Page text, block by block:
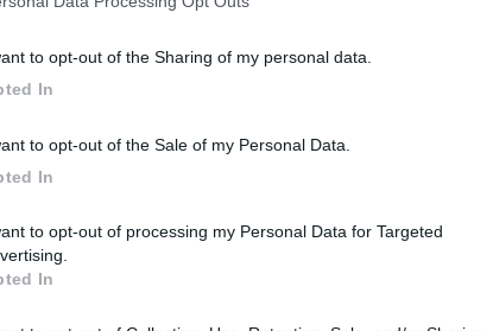
to opt-out of the Sharing of my personal data.
In
to opt-out of the Sale of my Personal Data.
In
In